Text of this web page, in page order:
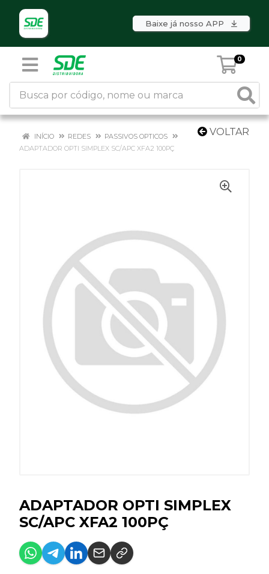
Baixe já nosso APP
0
VOLTAR
INÍCIO REDES
PASSIVOS OPTICOS
ADAPTADOR OPTI SIMPLEX SC/APC XFA2 100PÇ
ADAPTADOR OPTI SIMPLEX
SC/APC XFA2 100PÇ